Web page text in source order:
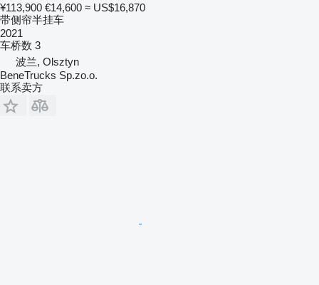
¥113,900 €14,600 ≈ US$16,870
带侧帘半挂车
2021
车桥数 3
波兰, Olsztyn
BeneTrucks Sp.zo.o.
联系卖方